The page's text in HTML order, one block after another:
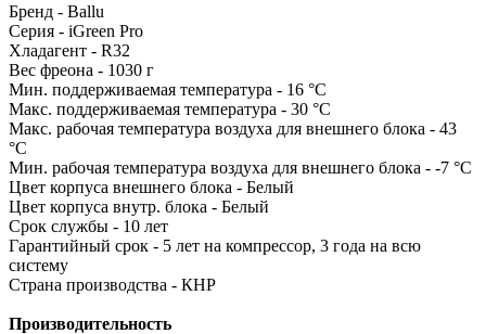
Бренд - Ballu
Серия - iGreen Pro
Хладагент - R32
Вес фреона - 1030 г
Мин. поддерживаемая температура - 16 °С
Макс. поддерживаемая температура - 30 °С
Макс. рабочая температура воздуха для внешнего блока - 43
°С
Мин. рабочая температура воздуха для внешнего блока - -7 °С
Цвет корпуса внешнего блока - Белый
Цвет корпуса внутр. блока - Белый
Срок службы - 10 лет
Гарантийный срок - 5 лет на компрессор, 3 года на всю
систему
Страна производства - КНР
Производительность